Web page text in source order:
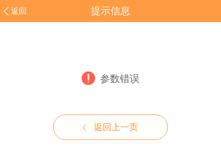
返回 提示信息
参数错误
返回上一页